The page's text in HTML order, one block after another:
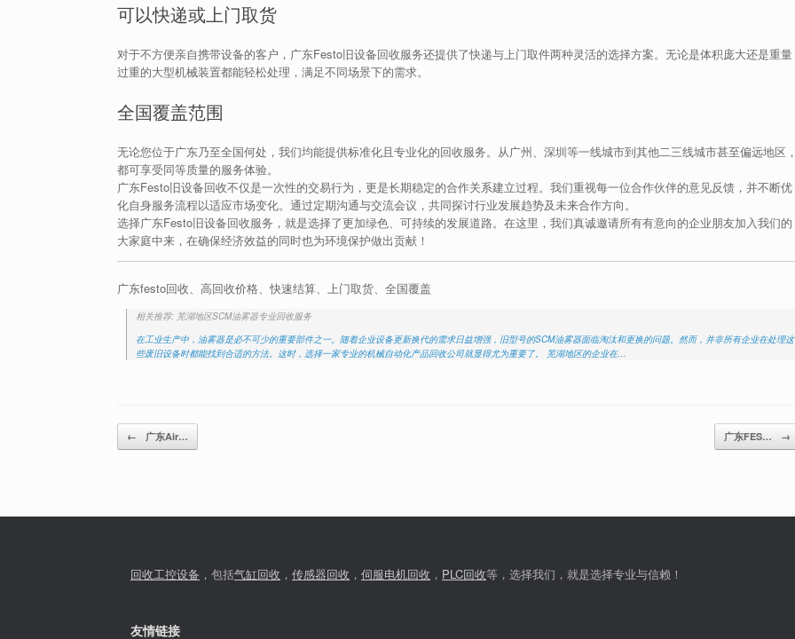
可以快递或上门取货
对于不方便亲自携带设备的客户，广东Festo旧设备回收服务还提供了快递与上门取件两种灵活的选择方案。无论是体积庞大还是重量
过重的大型机械装置都能轻松处理，满足不同场景下的需求。
全国覆盖范围
无论您位于广东乃至全国何处，我们均能提供标准化且专业化的回收服务。从广州、深圳等一线城市到其他二三线城市甚至偏远地区，
都可享受同等质量的服务体验。
广东Festo旧设备回收不仅是一次性的交易行为，更是长期稳定的合作关系建立过程。我们重视每一位合作伙伴的意见反馈，并不断优
化自身服务流程以适应市场变化。通过定期沟通与交流会议，共同探讨行业发展趋势及未来合作方向。
选择广东Festo旧设备回收服务，就是选择了更加绿色、可持续的发展道路。在这里，我们真诚邀请所有有意向的企业朋友加入我们的
大家庭中来，在确保经济效益的同时也为环境保护做出贡献！
广东festo回收、高回收价格、快速结算、上门取货、全国覆盖
相关推荐: 芜湖地区SCM油雾器专业回收服务
在工业生产中，油雾器是必不可少的重要部件之一。随着企业设备更新换代的需求日益增强，旧型号的SCM油雾器面临淘汰和更换的问题。然而，并非所有企业在处理这
些废旧设备时都能找到合适的方法。这时，选择一家专业的机械自动化产品回收公司就显得尤为重要了。 芜湖地区的企业在…
Post navigation
← 广东Air… 广东FES… →
回收工控设备 ，包括气缸回收 ， 传感器回收 ， 伺服电机回收 ， PLC回收等，选择我们，就是选择专业与信赖！
友情链接